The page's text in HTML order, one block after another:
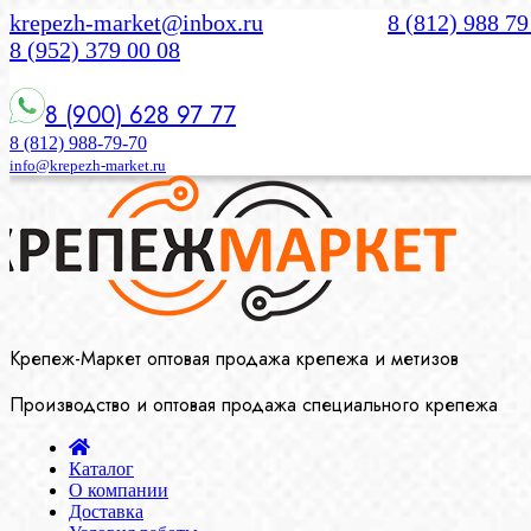
krepezh-market@inbox.ru
8 (812) 988
8 (952) 379 00 08
8 (900) 628 97 77
8 (812) 988-79-70
info@krepezh-market.ru
Крепеж-Маркет оптовая продажа крепежа и метизов
Производство и оптовая продажа специального крепежа
Каталог
О компании
Доставка